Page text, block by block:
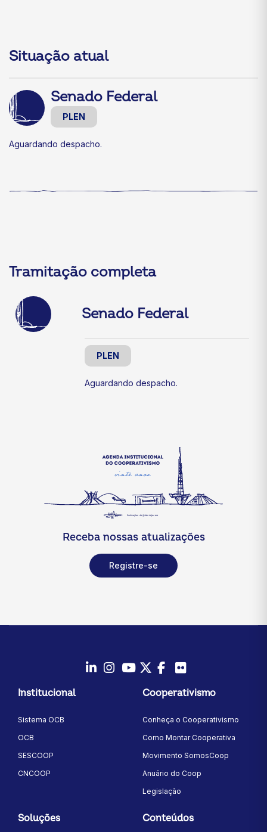
Situação atual
Senado Federal
PLEN
Aguardando despacho.
Tramitação completa
Senado Federal
PLEN
Aguardando despacho.
Receba nossas atualizações
Registre-se
Instagram
YoutubeTwitter/X
Facebook
Institucional
Sistema OCB
OCB
SESCOOP
CNCOOP
Cooperativismo
Conheça o Cooperativismo
Como Montar Cooperativa
Movimento SomosCoop
Anuário do Coop
Legislação
Soluções Conteúdos